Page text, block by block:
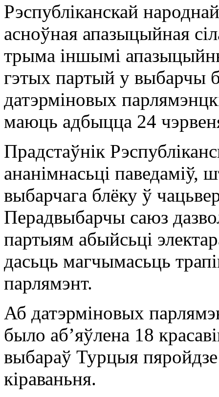
Рэспубліканскай
асноўная апазыцыйная
трыма іншымі
гэтых партый у выбарчы
датэрміновых
маюць адбыцца 24
Прадстаўнік
ананімнасьці паведаміў,
выбарчага блёку ў
Перадвыбарчы саюз
партыям абыйсьці
дасьць магчымасьць
парлямэнт.
Аб датэрміновых
было абʼяўлена 18
выбараў Турцыя
кіраваньня.